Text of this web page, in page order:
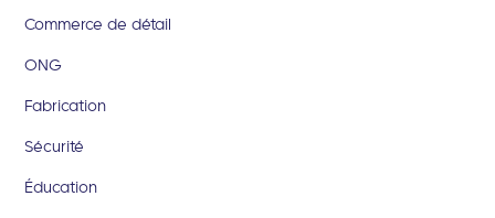
Commerce de détail
ONG
Fabrication
Sécurité
Éducation